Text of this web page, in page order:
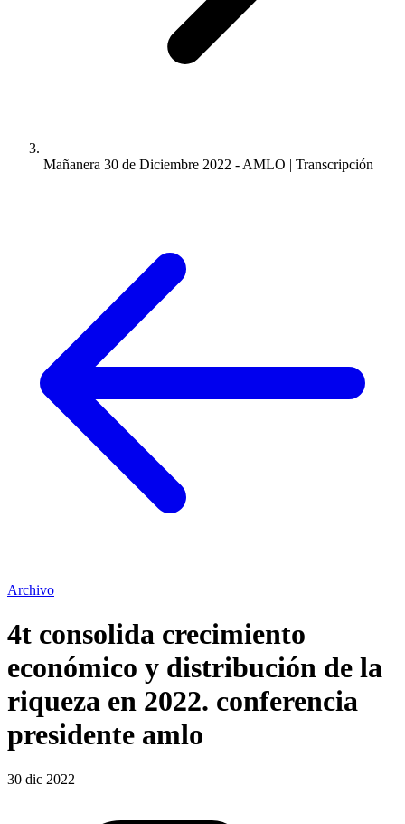
Mañanera 30 de Diciembre 2022 - AMLO | Transcripción
Archivo
4t consolida crecimiento
económico y distribución de la
riqueza en 2022. conferencia
presidente amlo
30 dic 2022